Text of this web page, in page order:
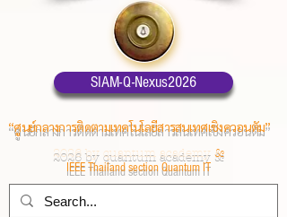
SIAM-Q-Nexus2026
“ศูนย์กลางการติดตามเทคโนโลยีสารสนเทศเชิงควอนตัม”
2026 by quantum academy &
IEEE Thailand section Quantum IT